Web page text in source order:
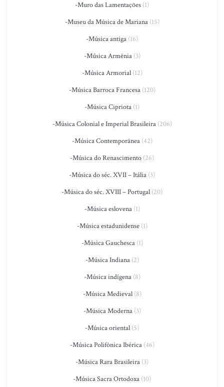
-Muro das Lamentações (1)
-Museu da Música de Mariana(15)
-Música antiga (16)
-Música Armênia(3)
-Música Armorial(12)
-Música Barroca Francesa(120)
-Música Cipriota (1)
-Música Colonial e Imperial Brasileira(206)
-Música Contemporânea(42)
-Música do Renascimento (26)
-Música do séc. XVII – Itália (3)
-Música do séc. XVIII – Portugal (20)
-Música eslovena(1)
-Música estadunidense(1)
-Música Gauchesca(1)
-Música Indiana(2)
-Música indígena(8)
-Música Medieval(8)
-Música Moderna(3)
-Música oriental (5)
-Música Polifônica Ibérica(46)
-Música Rara Brasileira (3)
-Música Sacra Ortodoxa (10)